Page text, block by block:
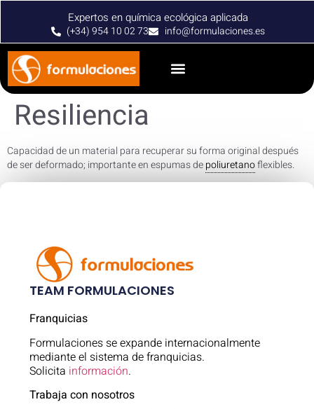
Expertos en química ecológica aplicada
(+34) 954 10 02 73 info@formulaciones.es
Resiliencia
Capacidad de un material para recuperar su forma original después
de ser deformado; importante en espumas depoliuretanoflexibles.
TEAM FORMULACIONES
Franquicias
Formulaciones se expande internacionalmente
mediante el sistema de franquicias.
Solicita información.
Trabaja con nosotros